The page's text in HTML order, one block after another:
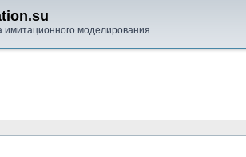
моделирования